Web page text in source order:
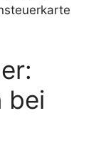
bei